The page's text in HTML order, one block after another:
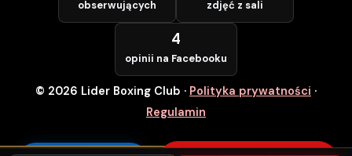
Numer Telefonu *
POTWIERDZAM — WCHODZĘ ZA
DARMO
obserwujących zdjęć z sali
4
opinii na Facebooku
© 2026 Lider Boxing Club · Polityka prywatności ·
Regulamin